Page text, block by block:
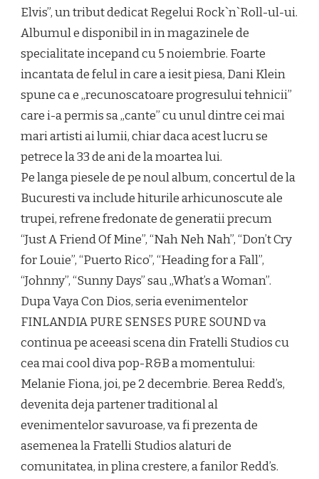
Elvis”, un tribut dedicat Regelui Rock`n`Roll-ul-ui.
Albumul e disponibil in in magazinele de
specialitate incepand cu 5 noiembrie. Foarte
incantata de felul in care a iesit piesa, Dani Klein
spune ca e „recunoscatoare progresului tehnicii”
care i-a permis sa „cante” cu unul dintre cei mai
mari artisti ai lumii, chiar daca acest lucru se
petrece la 33 de ani de la moartea lui.
Pe langa piesele de pe noul album, concertul de la
Bucuresti va include hiturile arhicunoscute ale
trupei, refrene fredonate de generatii precum
“Just A Friend Of Mine”, “Nah Neh Nah”, “Don’t Cry
for Louie”, “Puerto Rico”, “Heading for a Fall”,
“Johnny”, “Sunny Days” sau „What’s a Woman”.
Dupa Vaya Con Dios, seria evenimentelor
FINLANDIA PURE SENSES PURE SOUND va
continua pe aceeasi scena din Fratelli Studios cu
cea mai cool diva pop-R&B a momentului:
Melanie Fiona, joi, pe 2 decembrie. Berea Redd’s,
devenita deja partener traditional al
evenimentelor savuroase, va fi prezenta de
asemenea la Fratelli Studios alaturi de
comunitatea, in plina crestere, a fanilor Redd’s.